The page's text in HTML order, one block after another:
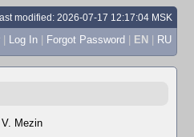
modified: 2026-07-17 12:17:04 MSK
| Log In | Forgot Password | EN | RU
Mezin